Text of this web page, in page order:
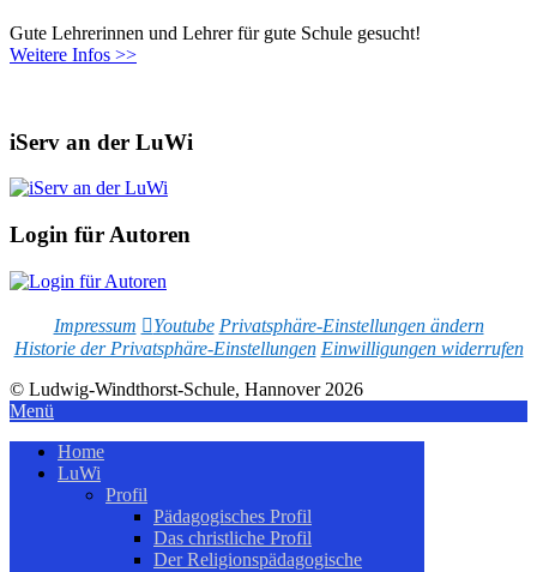
Gute Lehrerinnen und Lehrer für gute Schule gesucht!
Weitere Infos >>
iServ an der LuWi
Login für Autoren
Impressum Youtube Privatsphäre-Einstellungen ändern
Historie der Privatsphäre-Einstellungen Einwilligungen widerrufen
© Ludwig-Windthorst-Schule, Hannover 2026
Menü
Home
LuWi
Profil
Pädagogisches Profil
Das christliche Profil
Der Religionspädagogische